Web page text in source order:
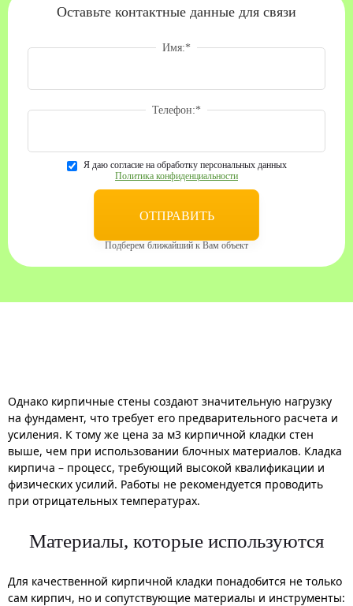
Оставьте контактные данные для связи
Имя:*
Телефон:*
Я даю согласие на обработку персональных данных
Политика конфиденциальности
Подберем ближайший к Вам объект
Однако кирпичные стены создают значительную нагрузку
на фундамент, что требует его предварительного расчета и
усиления. К тому же цена за м3 кирпичной кладки стен
выше, чем при использовании блочных материалов. Кладка
кирпича – процесс, требующий высокой квалификации и
физических усилий. Работы не рекомендуется проводить
при отрицательных температурах.
Материалы, которые используются
Для качественной кирпичной кладки понадобится не только
сам кирпич, но и сопутствующие материалы и инструменты: